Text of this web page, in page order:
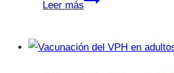
Leer más
meningococo